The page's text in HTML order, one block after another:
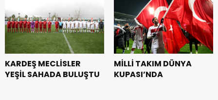
KARDEŞ MECLİSLER
YEŞİL SAHADA BULUŞTU
MİLLİ TAKIM DÜNYA
KUPASI’NDA